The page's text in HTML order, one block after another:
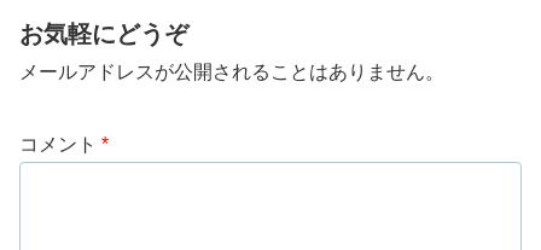
お気軽にどうぞ
メールアドレスが公開されることはありません。
コメント *